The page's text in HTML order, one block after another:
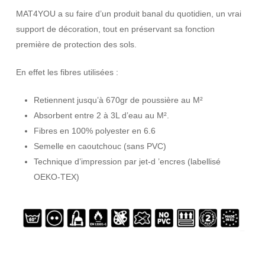
MAT4YOU a su faire d’un produit banal du quotidien, un vrai
support de décoration, tout en préservant sa fonction
première de protection des sols.
En effet les fibres utilisées :
Retiennent jusqu’à 670gr de poussière au M²
Absorbent entre 2 à 3L d’eau au M².
Fibres en 100% polyester en 6.6
Semelle en caoutchouc (sans PVC)
Technique d’impression par jet-d ’encres (labellisé
OEKO-TEX)